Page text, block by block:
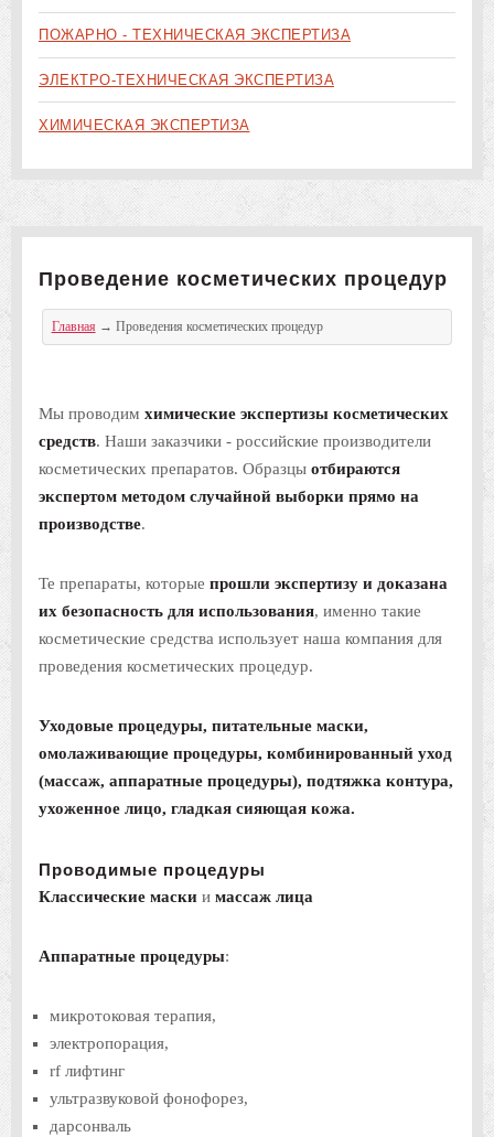
ПОЖАРНО - ТЕХНИЧЕСКАЯ ЭКСПЕРТИЗА
ЭЛЕКТРО-ТЕХНИЧЕСКАЯ ЭКСПЕРТИЗА
ХИМИЧЕСКАЯ ЭКСПЕРТИЗА
Проведение косметических процедур
Главная→ Проведения косметических процедур
Мы проводим химические экспертизы косметических
средств. Наши заказчики - российские производители
косметических препаратов. Образцы отбираются
экспертом методом случайной выборки прямо на
производстве.
Те препараты, которые прошли экспертизу и доказана
их безопасность для использования, именно такие
косметические средства использует наша компания для
проведения косметических процедур.
Уходовые процедуры, питательные маски,
омолаживающие процедуры, комбинированный уход
(массаж, аппаратные процедуры), подтяжка контура,
ухоженное лицо, гладкая сияющая кожа.
Проводимые процедуры
Классические маски и массаж лица
Аппаратные процедуры:
микротоковая терапия,
электропорация,
rf лифтинг
ультразвуковой фонофорез,
дарсонваль